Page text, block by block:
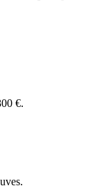
€.